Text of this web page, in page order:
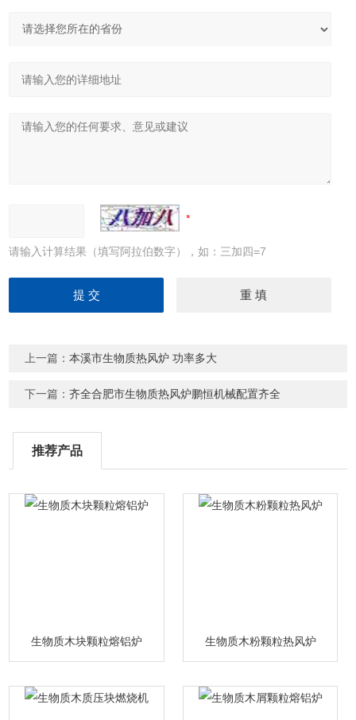
请输入计算结果（填写阿拉伯数字），如：三加四=7
上一篇：本溪市生物质热风炉 功率多大
下一篇：齐全合肥市生物质热风炉鹏恒机械配置齐全
推荐产品
生物质木块颗粒熔铝炉 生物质木粉颗粒热风炉